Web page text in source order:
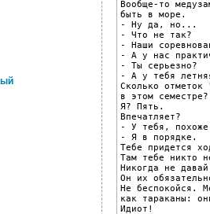
Вообще-то
быть в море.
- Ну да, но...
- Что не так?
- Наши
- А у нас
- Ты серьезно?
- А у тебя
Сколько
в этом семестре?
Я? Пять.
Впечатляет?
- У тебя,
- Я в порядке.
Тебе придется
Там тебе никто
Никогда не
Он их
Не беспокойся.
как тараканы:
Идиот!